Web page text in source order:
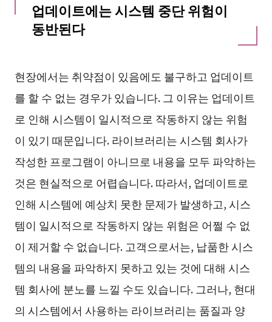
업데이트에는 시스템 중단 위험이
동반된다
현장에서는 취약점이 있음에도 불구하고 업데이트
를 할 수 없는 경우가 있습니다. 그 이유는 업데이트
로 인해 시스템이 일시적으로 작동하지 않는 위험
이 있기 때문입니다. 라이브러리는 시스템 회사가
작성한 프로그램이 아니므로 내용을 모두 파악하는
것은 현실적으로 어렵습니다. 따라서, 업데이트로
인해 시스템에 예상치 못한 문제가 발생하고, 시스
템이 일시적으로 작동하지 않는 위험은 어쩔 수 없
이 제거할 수 없습니다. 고객으로서는, 납품한 시스
템의 내용을 파악하지 못하고 있는 것에 대해 시스
템 회사에 분노를 느낄 수도 있습니다. 그러나, 현대
의 시스템에서 사용하는 라이브러리는 품질과 양